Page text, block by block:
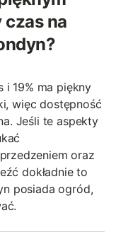
czas na
19% ma piękny
więc dostępność
Jeśli te aspekty
oraz
dokładnie to
posiada ogród,